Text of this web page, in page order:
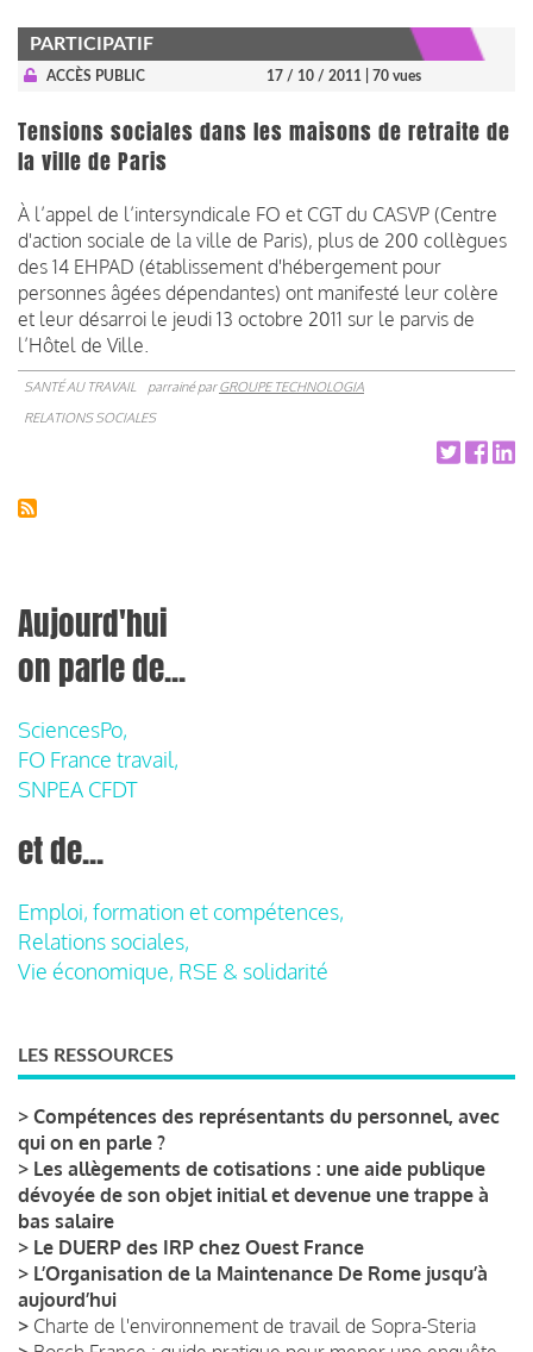
PARTICIPATIF
ACCÈS PUBLIC 17 / 10 / 2011 | 70 vues
Tensions sociales dans les maisons de retraite de
la ville de Paris
À l’appel de l’intersyndicale FO et CGT du CASVP (Centre
d'action sociale de la ville de Paris), plus de 200 collègues
des 14 EHPAD (établissement d'hébergement pour
personnes âgées dépendantes) ont manifesté leur colère
et leur désarroi le jeudi 13 octobre 2011 sur le parvis de
l’Hôtel de Ville.
SANTÉ AU TRAVAIL parrainé parGROUPE TECHNOLOGIA
RELATIONS SOCIALES
Aujourd'hui
on parle de...
SciencesPo,
FO France travail,
SNPEA CFDT
et de...
Emploi, formation et compétences,
Relations sociales,
Vie économique, RSE & solidarité
LES RESSOURCES
> Compétences des représentants du personnel, avec
qui on en parle ?
> Les allègements de cotisations : une aide publique
dévoyée de son objet initial et devenue une trappe à
bas salaire
> Le DUERP des IRP chez Ouest France
> L’Organisation de la Maintenance De Rome jusqu’à
aujourd’hui
> Charte de l'environnement de travail de Sopra-Steria